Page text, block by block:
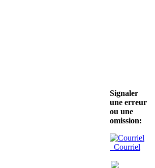
Signaler
une erreur
ou une
omission:
Courriel